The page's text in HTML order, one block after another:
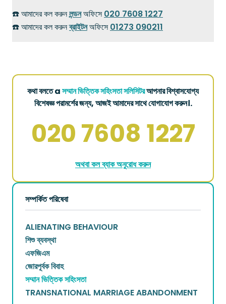
☎️ আমাদের কল করুনলন্ডনঅফিসে020 7608 1227
☎️ আমাদের কল করুনব্রাইটনঅফিসে01273 090211
কথা বলতে aসম্মান ভিত্তিক সহিংসতা সলিসিটরআপনার বিশ্বাসযোগ্য
বিশেষজ্ঞ পরামর্শের জন্য, আজই আমাদের সাথে যোগাযোগ করুন।.
020 7608 1227
অথবা কল ব্যাক অনুরোধ করুন
সম্পর্কিত পরিষেবা
ALIENATING BEHAVIOUR
শিশু ব্যবস্থা
এফজিএম
জোরপূর্বক বিবাহ
সম্মান ভিত্তিক সহিংসতা
TRANSNATIONAL MARRIAGE ABANDONMENT